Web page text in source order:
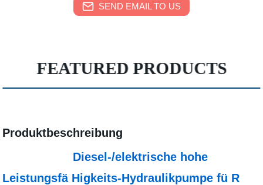
SEND EMAIL TO US
FEATURED PRODUCTS
Produktbeschreibung
Diesel-/elektrische hohe
Leistungsfä Higkeits-Hydraulikpumpe fü R